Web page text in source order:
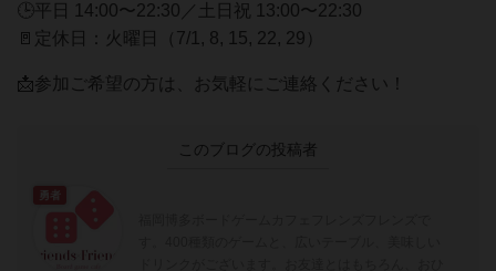
🕒平日 14:00〜22:30／土日祝 13:00〜22:30
🚪定休日：火曜日（7/1, 8, 15, 22, 29）
📩参加ご希望の方は、お気軽にご連絡ください！
このブログの投稿者
勇者